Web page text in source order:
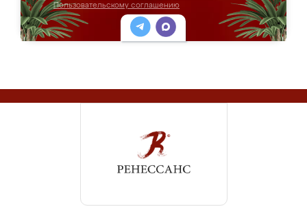
Пользовательскому соглашению